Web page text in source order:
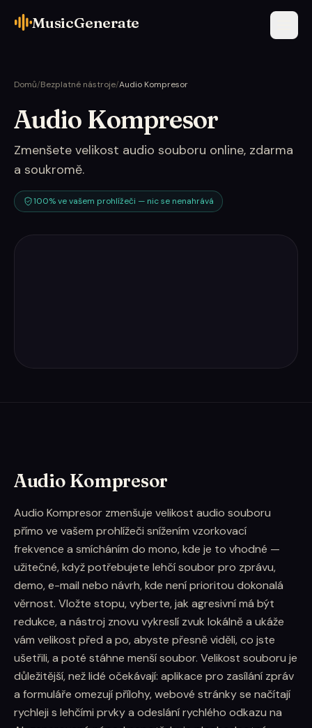
MusicGenerate
Domů/Bezplatné nástroje/Audio Kompresor
Audio Kompresor
Zmenšete velikost audio souboru online, zdarma
a soukromě.
100% ve vašem prohlížeči — nic se nenahrává
Audio Kompresor
Audio Kompresor zmenšuje velikost audio souboru
přímo ve vašem prohlížeči snížením vzorkovací
frekvence a smícháním do mono, kde je to vhodné —
užitečné, když potřebujete lehčí soubor pro zprávu,
demo, e-mail nebo návrh, kde není prioritou dokonalá
věrnost. Vložte stopu, vyberte, jak agresivní má být
redukce, a nástroj znovu vykreslí zvuk lokálně a ukáže
vám velikost před a po, abyste přesně viděli, co jste
ušetřili, a poté stáhne menší soubor. Velikost souboru je
důležitější, než lidé očekávají: aplikace pro zasílání zpráv
a formuláře omezují přílohy, webové stránky se načítají
rychleji s lehčími prvky a odeslání rychlého odkazu na